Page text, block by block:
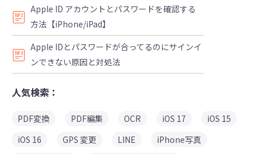
Apple ID アカウントとパスワードを確認する
方法【iPhone/iPad】
Apple IDとパスワードが合ってるのにサインイ
ンできない原因と対処法
人気検索：
PDF変換 PDF編集 OCR iOS 17
iOS 15
iOS 16
GPS 変更 LINE
iPhone写真